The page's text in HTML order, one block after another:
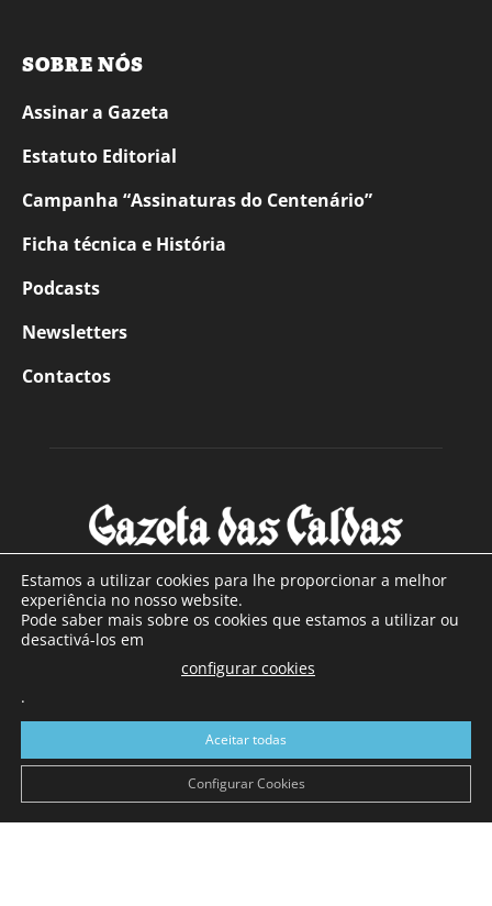
SOBRE NÓS
Assinar a Gazeta
Estatuto Editorial
Campanha “Assinaturas do Centenário”
Ficha técnica e História
Podcasts
Newsletters
Contactos
SOBRE NÓS
Com sede nas Caldas da Rainha e mais de 90 anos de
a sul de distrito de Leiria, com mais de 40.000 leitores por
toda a região Oeste. Jornal com distribuição em Portugal
Continental e assinatura online.
Estamos a utilizar cookies para lhe proporcionar a melhor
experiência no nosso website.
Pode saber mais sobre os cookies que estamos a utilizar ou
desactivá-los em
configurar cookies
.
Aceitar todas
Configurar Cookies